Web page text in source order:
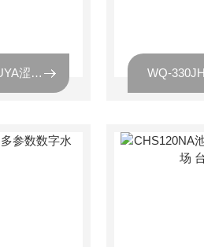
S1001进口！！SHIBUYA涩谷光学 玻璃参考标尺